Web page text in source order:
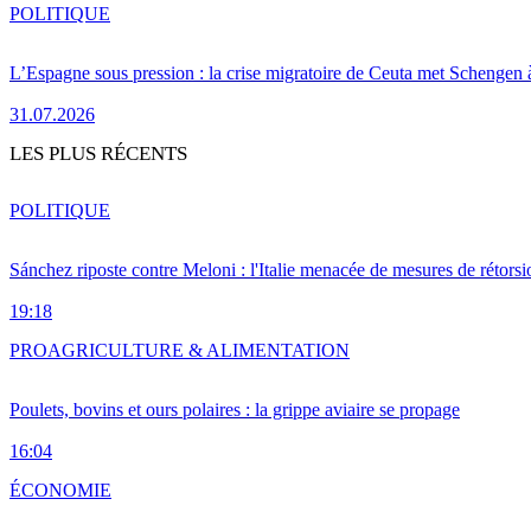
L’Espagne sous pression : la crise migratoire de Ceuta met Schengen
31.07.2026
POLITIQUE
LES PLUS RÉCENTS
Sánchez riposte contre Meloni : l'Italie menacée de mesures de
19:18
POLITIQUE
Poulets, bovins et ours polaires : la grippe aviaire se propage
16:04
PROAGRICULTURE & ALIMENTATION
ÉCONOMIE